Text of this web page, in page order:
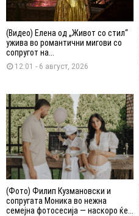
(Видео) Елена од „Живот со стил“
ужива во романтични мигови со
сопругот на...
12:01 - 6 август, 2026
(Фото) Филип Кузмановски и
сопругата Моника во нежна
семејна фотосесија — наскоро ќе...